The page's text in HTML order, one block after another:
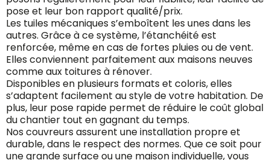
pose et leur bon rapport qualité/prix.
Les tuiles mécaniques s’emboîtent les unes dans les
autres. Grâce à ce système, l’étanchéité est
renforcée, même en cas de fortes pluies ou de vent.
Elles conviennent parfaitement aux maisons neuves
comme aux toitures à rénover.
Disponibles en plusieurs formats et coloris, elles
s’adaptent facilement au style de votre habitation. De
plus, leur pose rapide permet de réduire le coût global
du chantier tout en gagnant du temps.
Nos couvreurs assurent une installation propre et
durable, dans le respect des normes. Que ce soit pour
une grande surface ou une maison individuelle, vous